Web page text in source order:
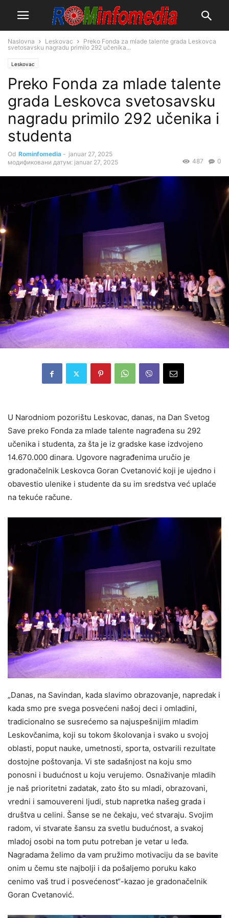
Naslovna Leskovac
Preko Fonda za mlade talente grada Leskovca
svetosavsku nagradu primilo 292 učenika...
Leskovac
Preko Fonda za mlade talente
grada Leskovca svetosavsku
nagradu primilo 292 učenika i
studenta
Od Rominfomedia - januar 27, 2025
модификовани датум: januar 27, 2025
0
487
U Narodniom pozorištu Leskovac, danas, na Dan Svetog
Save preko Fonda za mlade talente nagrađena su 292
učenika i studenta, za šta je iz gradske kase izdvojeno
14.670.000 dinara. Ugovore nagrađenima uručio je
gradonačelnik Leskovca Goran Cvetanović koji je ujedno i
obavestio ulenike i studente da su im sredstva već uplaće
na tekuće račune.
„Danas, na Savindan, kada slavimo obrazovanje, napredak i
kada smo pre svega posvećeni našoj deci i omladini,
tradicionalno se susrećemo sa najuspešnijim mladim
Leskovčanima, koji su tokom školovanja i svako u svojoj
oblasti, poput nauke, umetnosti, sporta, ostvarili rezultate
dostojne poštovanja. Vi ste sadašnjost na koju smo
ponosni i budućnost u koju verujemo. Osnaživanje mladih
je naš prioritetni zadatak, zato što su mladi, obrazovani,
vredni i samouvereni ljudi, stub napretka našeg grada i
društva u celini. Šanse se ne čekaju, već stvaraju. Svojim
radom, vi stvarate šansu za svetlu budućnost, a svakoj
mladoj osobi na tom putu potreban je vetar u leđa.
Nagradama želimo da vam pružimo motivaciju da se bavite
onim u čemu ste najbolji i da pošaljemo poruku kako
cenimo vaš trud i posvećenost“-kazao je gradonačelnik
Goran Cvetanović.